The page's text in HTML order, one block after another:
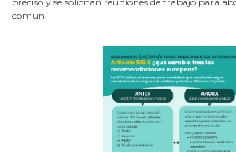
común.